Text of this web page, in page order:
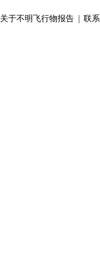
关于不明飞行物报告 联